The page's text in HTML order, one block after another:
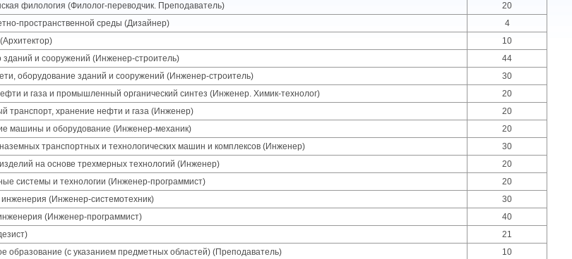
филология (Филолог-переводчик. Преподаватель)
20
пространственной среды (Дизайнер)
4
10
зданий и сооружений (Инженер-строитель)
44
оборудование зданий и сооружений (Инженер-строитель)
30
и газа и промышленный органический синтез (Инженер. Химик-технолог)
20
транспорт, хранение нефти и газа (Инженер)
20
машины и оборудование (Инженер-механик)
20
транспортных и технологических машин и комплексов (Инженер)
30
на основе трехмерных технологий (Инженер)
20
системы и технологии (Инженер-программист)
20
(Инженер-системотехник)
30
(Инженер-программист)
40
21
образование (с указанием предметных областей) (Преподаватель)
10